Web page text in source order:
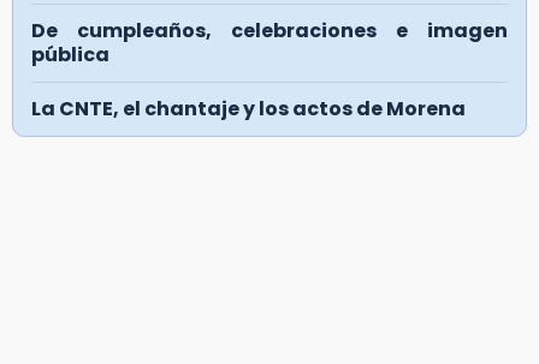
De cumpleaños, celebraciones e imagen
pública
La CNTE, el chantaje y los actos de Morena